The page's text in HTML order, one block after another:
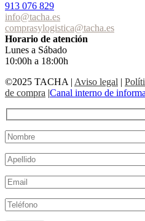
913 076 829
info@tacha.es
comprasylogistica@tacha.es
Horario de atención
Lunes a Sábado
10:00h a 18:00h
©2025 TACHA | Aviso legal |
de compra |Canal interno de